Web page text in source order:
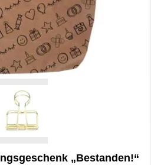
„Bestanden!“